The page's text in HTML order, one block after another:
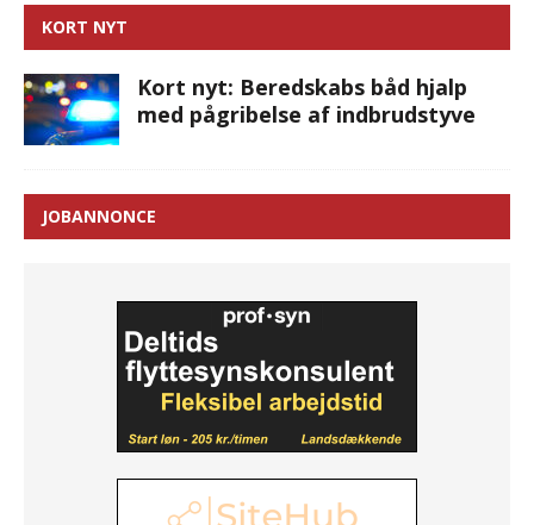
KORT NYT
Kort nyt: Beredskabs båd hjalp
med pågribelse af indbrudstyve
JOBANNONCE